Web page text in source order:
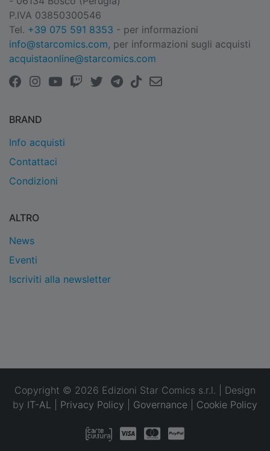
P.IVA 03850300546
Tel. +39 075 591 8353 - per informazioni
info@starcomics.com, per informazioni sugli acquisti
acquistaonline@starcomics.com
BRAND
Info acquisti
Contattaci
Condizioni
ALTRO
News
Eventi
Iscriviti alla newsletter
Copyright © 2026 Edizioni Star Comics s.r.l. | Design
by IT-AL Privacy Policy Governance Cookie Policy